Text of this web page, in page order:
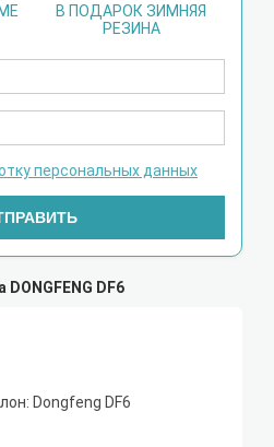
В ПОДАРОК ЗИМНЯЯ
РЕЗИНА
персональных данных
DF6